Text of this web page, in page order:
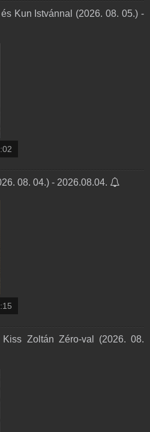
Kun Istvánnal (2026. 08. 05.) -
08. 04.) - 2026.08.04.
Zoltán Zéro-val (2026. 08.